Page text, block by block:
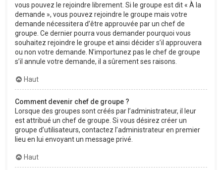
vous pouvez le rejoindre librement. Si le groupe est dit « À la
demande », vous pouvez rejoindre le groupe mais votre
demande nécessitera d’être approuvée par un chef de
groupe. Ce dernier pourra vous demander pourquoi vous
souhaitez rejoindre le groupe et ainsi décider s’il approuvera
ou non votre demande. N’importunez pas le chef de groupe
s’il annule votre demande, il a sûrement ses raisons.
Haut
Comment devenir chef de groupe ?
Lorsque des groupes sont créés par l’administrateur, il leur
est attribué un chef de groupe. Si vous désirez créer un
groupe d’utilisateurs, contactez l’administrateur en premier
lieu en lui envoyant un message privé.
Haut